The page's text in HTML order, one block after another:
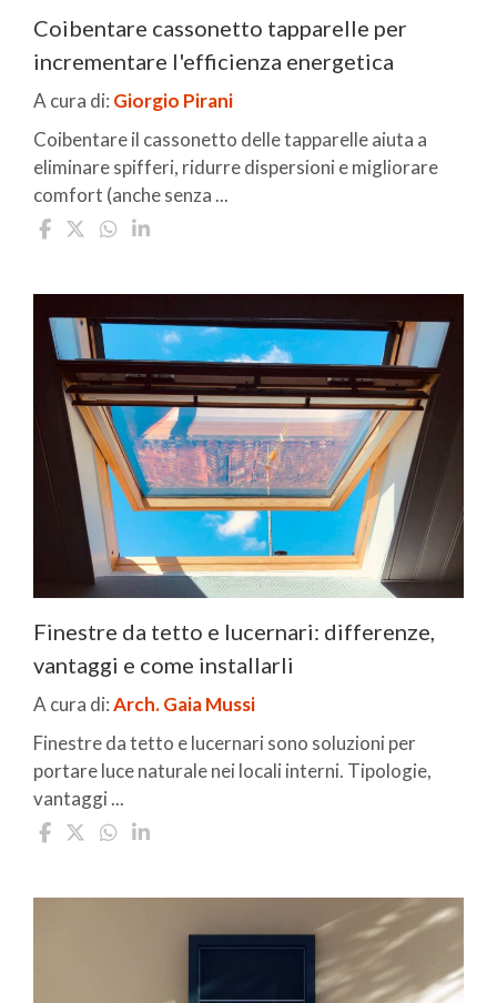
Coibentare cassonetto tapparelle per
incrementare l'efficienza energetica
A cura di: Giorgio Pirani
Coibentare il cassonetto delle tapparelle aiuta a
eliminare spifferi, ridurre dispersioni e migliorare
comfort (anche senza ...
Finestre da tetto e lucernari: differenze,
vantaggi e come installarli
A cura di:Arch. Gaia Mussi
Finestre da tetto e lucernari sono soluzioni per
portare luce naturale nei locali interni. Tipologie,
vantaggi ...